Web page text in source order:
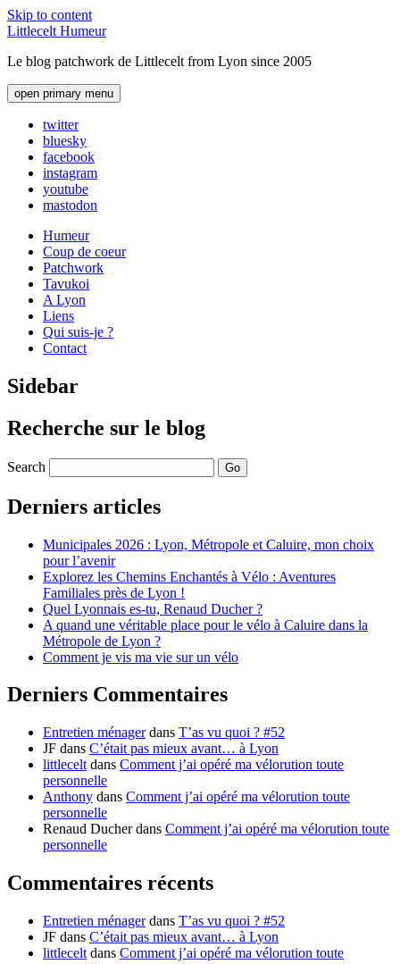
Skip to content
Littlecelt Humeur
Le blog patchwork de Littlecelt from Lyon since 2005
open primary menu
twitter
bluesky
facebook
instagram
youtube
mastodon
Humeur
Coup de coeur
Patchwork
Tavukoi
A Lyon
Liens
Qui suis-je ?
Contact
Sidebar
Recherche sur le blog
Search
Derniers articles
Municipales 2026 : Lyon, Métropole et Caluire, mon choix
pour l’avenir
Explorez les Chemins Enchantés à Vélo : Aventures
Familiales près de Lyon !
Quel Lyonnais es-tu, Renaud Ducher ?
A quand une véritable place pour le vélo à Caluire dans la
Métropole de Lyon ?
Comment je vis ma vie sur un vélo
Derniers Commentaires
Entretien ménagerdans T’as vu quoi ? #52
JF dans C’était pas mieux avant… à Lyon
littlecelt dans Comment j’ai opéré ma vélorution toute
personnelle
Anthony dans Comment j’ai opéré ma vélorution toute
personnelle
Renaud Ducherdans Comment j’ai opéré ma vélorution toute
personnelle
Commentaires récents
Entretien ménagerdans T’as vu quoi ? #52
JF dans C’était pas mieux avant… à Lyon
littlecelt dans Comment j’ai opéré ma vélorution toute